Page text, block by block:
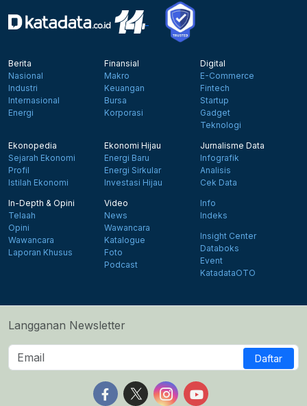
Berita
Nasional
Industri
Internasional
Energi
Finansial
Makro
Keuangan
Bursa
Korporasi
Digital
E-Commerce
Fintech
Startup
Gadget
Teknologi
Ekonopedia
Sejarah Ekonomi
Profil
Istilah Ekonomi
Ekonomi Hijau
Energi Baru
Energi Sirkular
Investasi Hijau
Jurnalisme Data
Infografik
Analisis
Cek Data
In-Depth & Opini
Telaah
Opini
Wawancara
Laporan Khusus
Video
News
Wawancara
Katalogue
Foto
Podcast
Info
Indeks
Insight Center
Databoks
Event
KatadataOTO
Langganan Newsletter
Daftar
Follow us on Facebook
Follow us on X
Follow us on Instagram
Follow us on